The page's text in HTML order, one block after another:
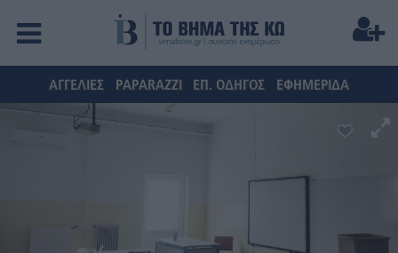
ΑΓΓΕΛΙΕΣ PAPARAZZI ΕΠ. ΟΔΗΓΟΣ ΕΦΗΜΕΡΙΔΑ